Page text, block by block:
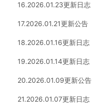
16.2026.01.23更新日志
17.2026.01.21更新公告
18.2026.01.16更新日志
19.2026.01.14更新日志
20.2026.01.09更新公告
21.2026.01.07更新日志